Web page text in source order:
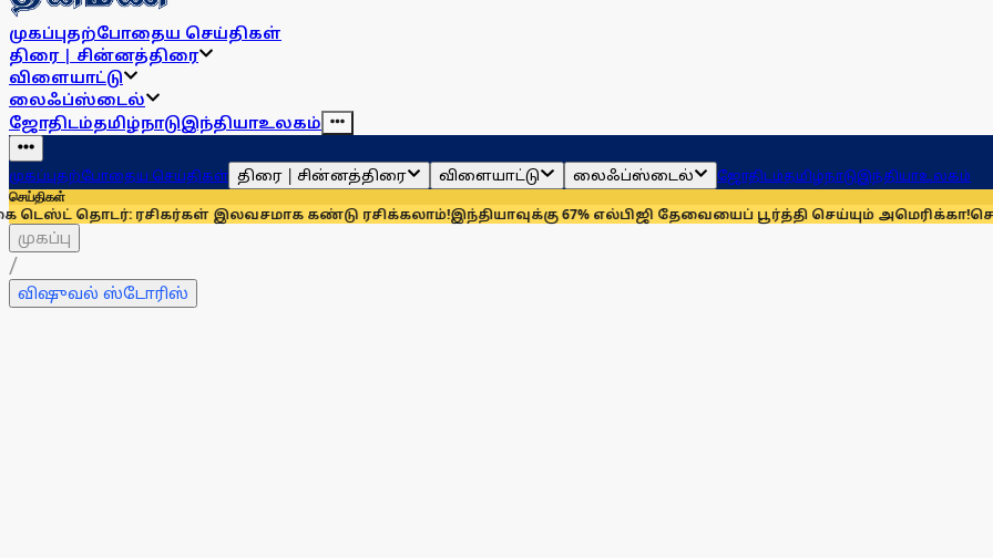
முகப்புதற்போதைய செய்திகள்
திரை | சின்னத்திரை
விளையாட்டு
லைஃப்ஸ்டைல்
ஜோதிடம்தமிழ்நாடுஇந்தியாஉலகம்
முகப்புதற்போதைய செய்திகள் திரை | சின்னத்திரை விளையாட்டு லைஃப்ஸ்டைல் ஜோதிடம்தமிழ்நாடுஇந்தியாஉலகம்
செய்திகள்
ரசிகர்கள் இலவசமாக கண்டு ரசிக்கலாம்!இந்தியாவுக்கு 67% எல்பிஜி தேவையைப் பூர்த்தி செய்யும் அமெரிக்கா!செயின்ட்
முகப்பு
/
விஷுவல் ஸ்டோரிஸ்